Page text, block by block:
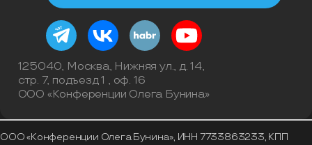
125040, Москва, Нижняя ул., д. 14,
стр. 7, подъезд 1 , оф. 16
ООО «Конференции Олега Бунина»
ООО «Конференции Олега Бунина», ИНН 7733863233, КПП